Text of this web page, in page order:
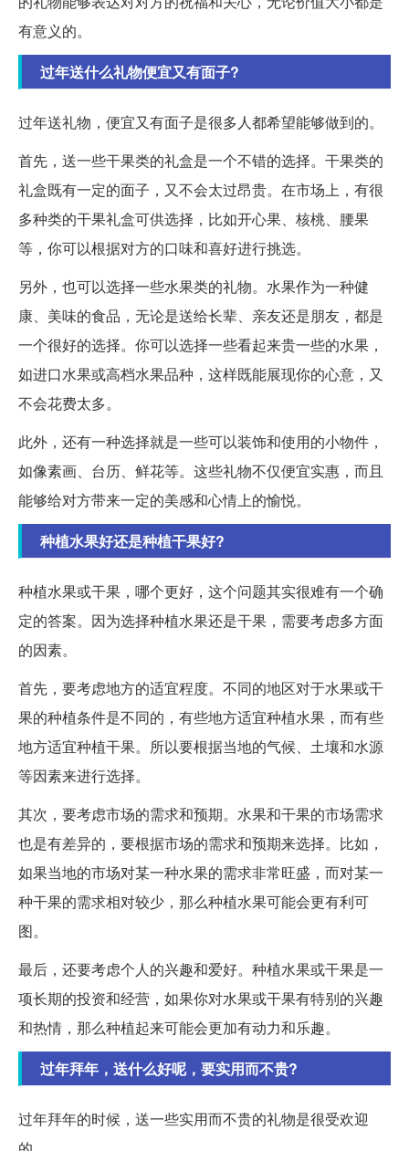
有意义的。
过年送什么礼物便宜又有面子?
过年送礼物，便宜又有面子是很多人都希望能够做到的。
首先，送一些干果类的礼盒是一个不错的选择。干果类的
礼盒既有一定的面子，又不会太过昂贵。在市场上，有很
多种类的干果礼盒可供选择，比如开心果、核桃、腰果
等，你可以根据对方的口味和喜好进行挑选。
另外，也可以选择一些水果类的礼物。水果作为一种健
康、美味的食品，无论是送给长辈、亲友还是朋友，都是
一个很好的选择。你可以选择一些看起来贵一些的水果，
如进口水果或高档水果品种，这样既能展现你的心意，又
不会花费太多。
此外，还有一种选择就是一些可以装饰和使用的小物件，
如像素画、台历、鲜花等。这些礼物不仅便宜实惠，而且
能够给对方带来一定的美感和心情上的愉悦。
种植水果好还是种植干果好?
种植水果或干果，哪个更好，这个问题其实很难有一个确
定的答案。因为选择种植水果还是干果，需要考虑多方面
的因素。
首先，要考虑地方的适宜程度。不同的地区对于水果或干
果的种植条件是不同的，有些地方适宜种植水果，而有些
地方适宜种植干果。所以要根据当地的气候、土壤和水源
等因素来进行选择。
其次，要考虑市场的需求和预期。水果和干果的市场需求
也是有差异的，要根据市场的需求和预期来选择。比如，
如果当地的市场对某一种水果的需求非常旺盛，而对某一
种干果的需求相对较少，那么种植水果可能会更有利可
图。
最后，还要考虑个人的兴趣和爱好。种植水果或干果是一
项长期的投资和经营，如果你对水果或干果有特别的兴趣
和热情，那么种植起来可能会更加有动力和乐趣。
过年拜年，送什么好呢，要实用而不贵?
过年拜年的时候，送一些实用而不贵的礼物是很受欢迎